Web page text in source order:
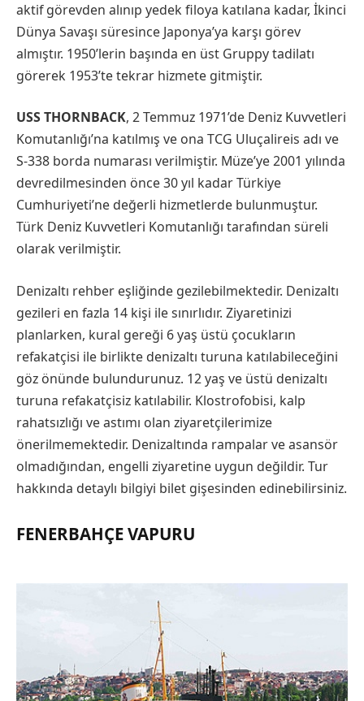
aktif görevden alınıp yedek filoya katılana kadar, İkinci
Dünya Savaşı süresince Japonya’ya karşı görev
almıştır. 1950’lerin başında en üst Gruppy tadilatı
görerek 1953’te tekrar hizmete gitmiştir.
USS THORNBACK, 2 Temmuz 1971’de Deniz Kuvvetleri
Komutanlığı’na katılmış ve ona TCG Uluçalireis adı ve
S-338 borda numarası verilmiştir. Müze’ye 2001 yılında
devredilmesinden önce 30 yıl kadar Türkiye
Cumhuriyeti’ne değerli hizmetlerde bulunmuştur.
Türk Deniz Kuvvetleri Komutanlığı tarafından süreli
olarak verilmiştir.
Denizaltı rehber eşliğinde gezilebilmektedir. Denizaltı
gezileri en fazla 14 kişi ile sınırlıdır. Ziyaretinizi
planlarken, kural gereği 6 yaş üstü çocukların
refakatçisi ile birlikte denizaltı turuna katılabileceğini
göz önünde bulundurunuz. 12 yaş ve üstü denizaltı
turuna refakatçisiz katılabilir. Klostrofobisi, kalp
rahatsızlığı ve astımı olan ziyaretçilerimize
önerilmemektedir. Denizaltında rampalar ve asansör
olmadığından, engelli ziyaretine uygun değildir. Tur
hakkında detaylı bilgiyi bilet gişesinden edinebilirsiniz.
FENERBAHÇE VAPURU